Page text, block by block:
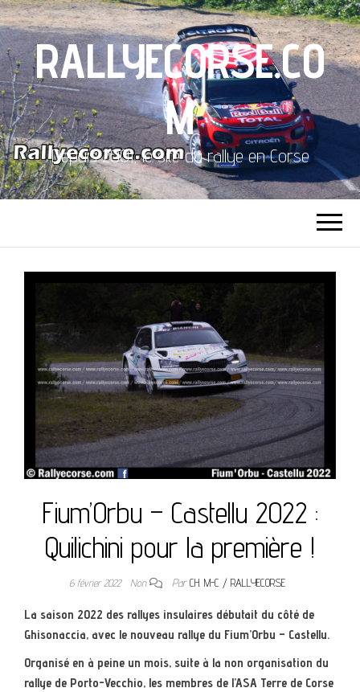
RALLYECORSE.CO
M
Depuis 2001, le site du rallye en Corse
Fium’Orbu – Castellu 2022 :
Quilichini pour la première !
6 février 2022 Non ParCH. M-C / RALLYECORSE
La saison 2022 des rallyes insulaires débutait du côté de
Ghisonaccia, avec le nouveau rallye du Fium’Orbu – Castellu.
Organisé en à peine un mois, suite à la non organisation du
rallye de Porto-Vecchio, les membres de l’ASA Terre de Corse